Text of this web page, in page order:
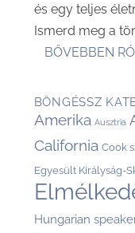
és egy teljes
Ismerd meg a
BŐVEBBEN
BÖNGÉSSZ
Amerika Ausztria
California Cook
Egyesült Királyság-
Hungarian